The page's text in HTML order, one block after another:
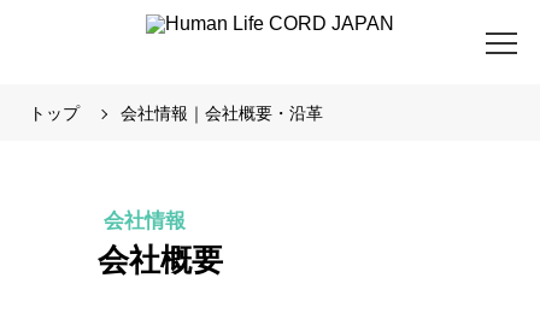
トップ 会社情報｜会社概要・沿革
会社情報
会社概要